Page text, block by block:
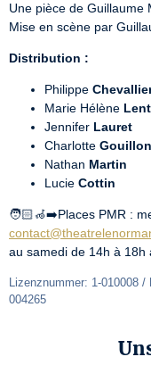
Une pièce de Guillaume
Mise en scène par
Distribution :
Philippe
Marie Hélène
Jennifer Lauret
Charlotte Gouillon
Nathan Martin
Lucie Cottin
au samedi de 14h à 18h
Lizenznummer: 1-010008 /
004265